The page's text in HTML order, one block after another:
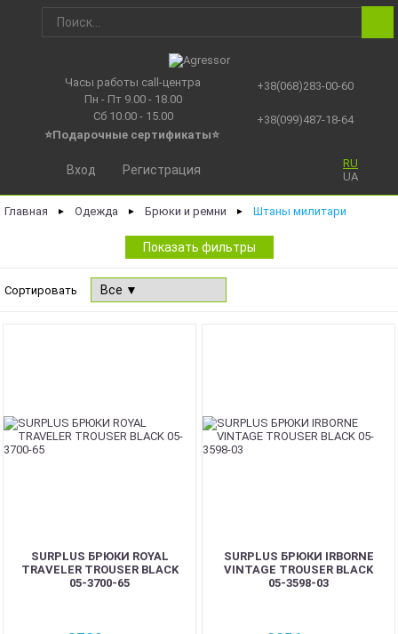
Часы работы call-центра
Пн - Пт 9.00 - 18.00
Сб 10.00 - 15.00
⭐Подарочные сертификаты⭐
+38(068)283-00-60
+38(099)487-18-64
RU
UA
Вход Регистрация
Главная ► Одежда ► Брюки и ремни ► Штаны милитари
Показать фильтры
Сортировать
SURPLUS БРЮКИ ROYAL
TRAVELER TROUSER BLACK
05-3700-65
SURPLUS БРЮКИ IRBORNE
VINTAGE TROUSER BLACK
05-3598-03